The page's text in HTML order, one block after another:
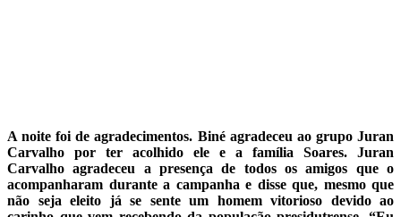
A noite foi de agradecimentos. Biné agradeceu ao grupo Juran
Carvalho por ter acolhido ele e a família Soares. Juran
Carvalho agradeceu a presença de todos os amigos que o
acompanharam durante a campanha e disse que, mesmo que
não seja eleito já se sente um homem vitorioso devido ao